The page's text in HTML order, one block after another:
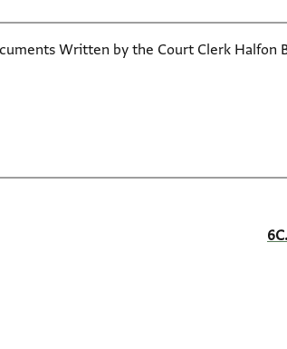
Written by the Court Clerk Halfon